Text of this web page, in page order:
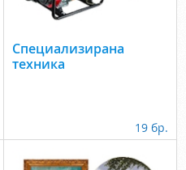
Специализирана
техника
19 бр.